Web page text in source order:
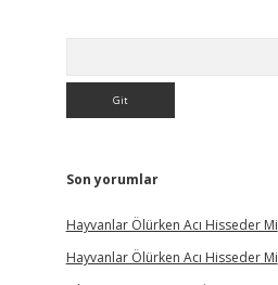
Son yorumlar
Hayvanlar Ölürken Acı Hisseder Mi
Hayvanlar Ölürken Acı Hisseder Mi